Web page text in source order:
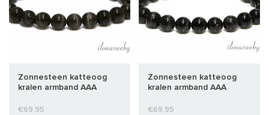
Zonnesteen katteoog
kralen armband AAA
€69,95
Zonnesteen katteoog
kralen armband AAA
€69,95